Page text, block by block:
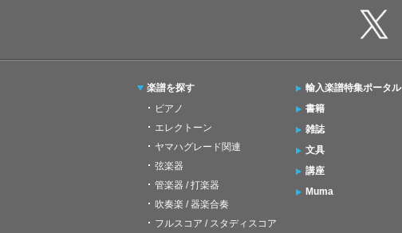
楽譜を探す
ピアノ
エレクトーン
ヤマハグレード関連
弦楽器
管楽器 / 打楽器
吹奏楽 / 器楽合奏
フルスコア / スタディスコア
輸入楽譜特集ポータル
書籍
雑誌
文具
講座
Muma